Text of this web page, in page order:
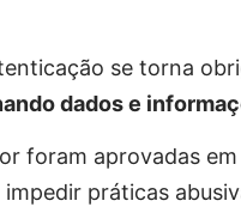
se torna
dados e
foram aprovadas
práticas